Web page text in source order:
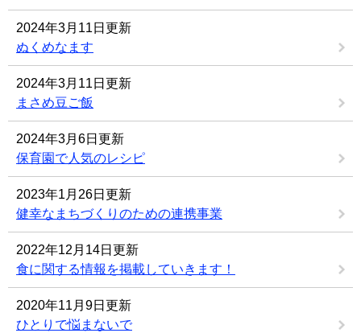
2024年3月11日更新
ぬくめなます
2024年3月11日更新
まさめ豆ご飯
2024年3月6日更新
保育園で人気のレシピ
2023年1月26日更新
健幸なまちづくりのための連携事業
2022年12月14日更新
食に関する情報を掲載していきます！
2020年11月9日更新
ひとりで悩まないで